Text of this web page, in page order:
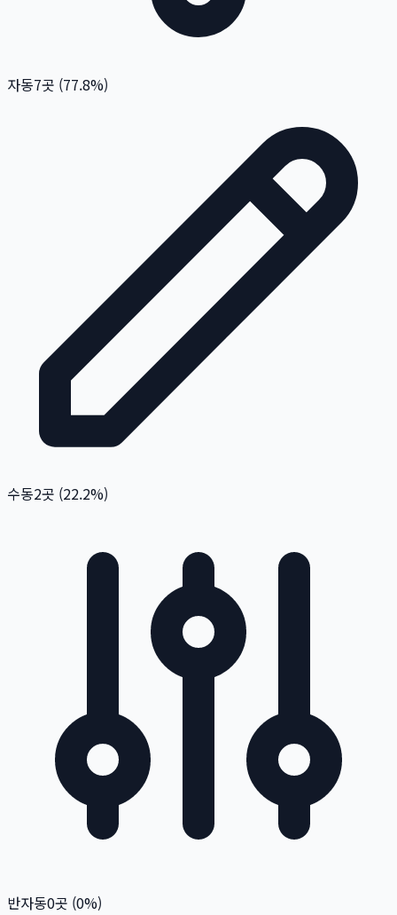
자동7곳 (77.8%)
수동2곳 (22.2%)
반자동0곳 (0%)